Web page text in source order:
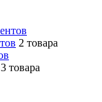
2 товара
3 товара